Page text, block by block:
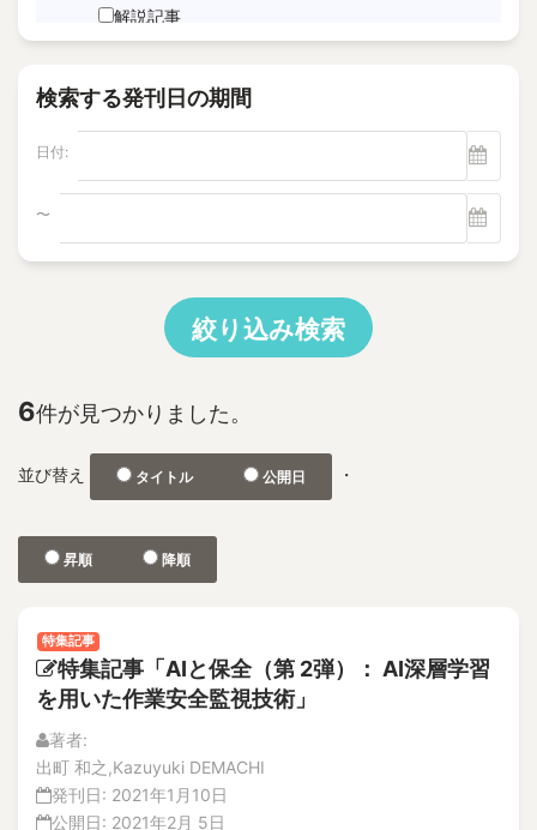
サブドレン
パルスエコー法、電磁共鳴法
モニタリング
塩分除去
逆浸透膜
"Foaming Prediction AI System
3-D depth acquisition
304SS 316LSS Austenitic Steel
360-degree camera
3D nonlinear FEM
3D photographic measurement
3D shape test object
3DAP
a concrete wall
A through hole for passing piping
A-FNS
解説記事
特集記事
No.1
論文
Vol.22
No.3
特集記事
解説記事
No.1
No.2
論文
Vol.21
No.3
論文
解説記事
論文
解説記事
特集記事
検索する発刊日の期間
日付:
〜
絞り込み検索
6件が見つかりました。
並び替え タイトル 公開日 ・
昇順 降順
特集記事
特集記事「AIと保全（第 2弾）： AI深層学習
を用いた作業安全監視技術」
著者:
出町 和之,Kazuyuki DEMACHI
発刊日: 2021年1月10日
公開日: 2021年2月 5日